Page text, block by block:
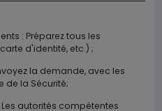
: Préparez tous les
d'identité, etc.) ;
la demande, avec les
de la Sécurité;
autorités compétentes